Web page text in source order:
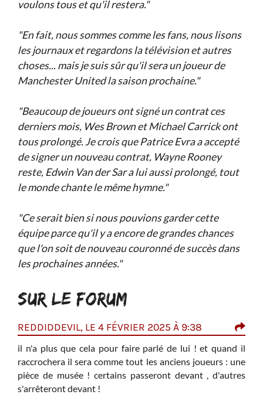
voulons tous et qu'il restera."
"En fait, nous sommes comme les fans, nous lisons
les journaux et regardons la télévision et autres
choses... mais je suis sûr qu'il sera un joueur de
Manchester United la saison prochaine."
"Beaucoup de joueurs ont signé un contrat ces
derniers mois, Wes Brown et Michael Carrick ont
tous prolongé. Je crois que Patrice Evra a accepté
de signer un nouveau contrat, Wayne Rooney
reste, Edwin Van der Sar a lui aussi prolongé, tout
le monde chante le même hymne."
"Ce serait bien si nous pouvions garder cette
équipe parce qu'il y a encore de grandes chances
que l'on soit de nouveau couronné de succès dans
les prochaines années."
SUR LE FORUM
REDDIDDEVIL, LE 4 FÉVRIER 2025 À 9:38
il n'a plus que cela pour faire parlé de lui ! et quand il
raccrochera il sera comme tout les anciens joueurs : une
pièce de musée ! certains passeront devant , d'autres
s'arrêteront devant !